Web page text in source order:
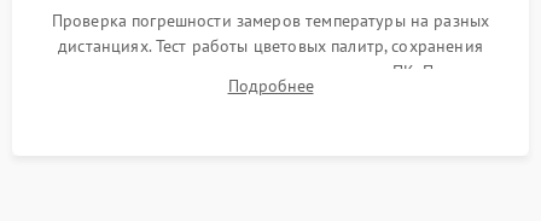
Проверка погрешности замеров температуры на разных
дистанциях. Тест работы цветовых палитр, сохранения
термограмм в память и передачи данных на ПК. Проверка
автономности работы и итоговый контроль качества.
Подробнее